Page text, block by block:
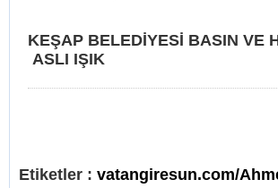
KEŞAP BELEDİYESİ BASIN VE
ASLI IŞIK
Etiketler : vatangiresun.com/